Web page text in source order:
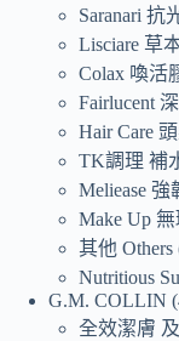
Saranari 抗
Lisciare 草
Colax 喚活
Fairlucent
Hair Care
TK調理 補
Meliease 強
Make Up
其他 Others
Nutritious
G.M. COLLIN
全效潔膚